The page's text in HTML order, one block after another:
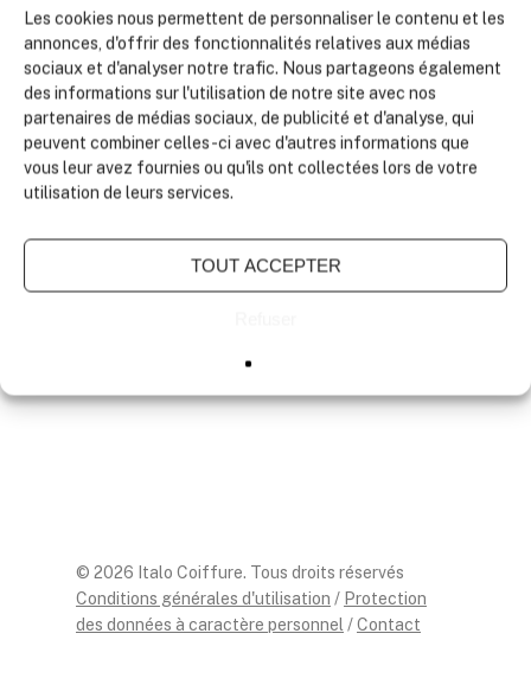
Les cookies nous permettent de personnaliser le contenu et les
annonces, d'offrir des fonctionnalités relatives aux médias
sociaux et d'analyser notre trafic. Nous partageons également
des informations sur l'utilisation de notre site avec nos
partenaires de médias sociaux, de publicité et d'analyse, qui
peuvent combiner celles-ci avec d'autres informations que
vous leur avez fournies ou qu'ils ont collectées lors de votre
utilisation de leurs services.
TOUT ACCEPTER
© 2026 Italo Coiffure. Tous droits réservés
Conditions générales d'utilisation / Protection
des données à caractère personnel /Contact